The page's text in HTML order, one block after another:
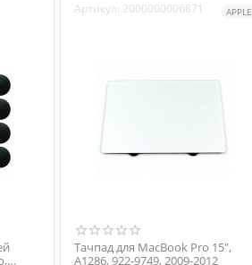
Артикул: 2000000006871 APPLE
Тачпад для MacBook Pro 15",
A1286, 922-9749, 2009-2012